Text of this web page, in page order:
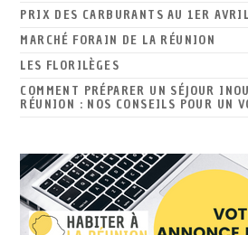
PRIX DES CARBURANTS AU 1ER
MARCHÉ FORAIN DE LA RÉUNION
LES FLORILÈGES
COMMENT PRÉPARER UN SÉJOUR
RÉUNION : NOS CONSEILS POUR UN